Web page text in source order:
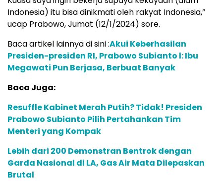
Indonesia) itu bisa dinikmati oleh rakyat Indonesia,”
ucap Prabowo, Jumat (12/1/2024) sore.
Baca artikel lainnya di sini :Akui Keberhasilan
Presiden-presiden RI, Prabowo Subianto l: Ibu
Megawati Pun Berjasa, Berbuat Banyak
Baca Juga:
Resuffle Kabinet Merah Putih? Tidak! Presiden
Prabowo Subianto Pilih Pertahankan Tim
Menteri yang Kompak
Lebih dari 200 Demonstran Bentrok dengan
Garda Nasional di LA, Gas Air Mata Dilepaskan
Brutal